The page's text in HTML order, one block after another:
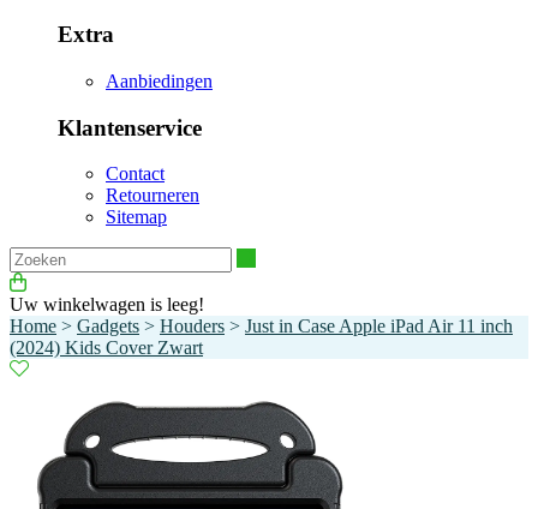
Extra
Aanbiedingen
Klantenservice
Contact
Retourneren
Sitemap
Uw winkelwagen is leeg!
Home > Gadgets > Houders > Just in Case Apple iPad Air 11 inch
(2024) Kids Cover Zwart